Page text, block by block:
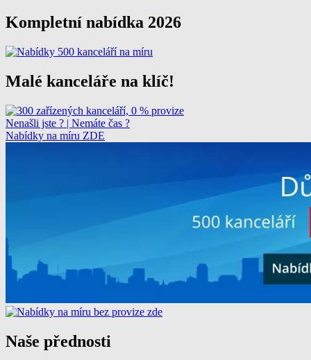
Kompletní nabídka 2026
Malé kanceláře na klíč!
Nenašli jste ? | Nemáte čas ?
Nabídky na míru ZDE
Naše přednosti